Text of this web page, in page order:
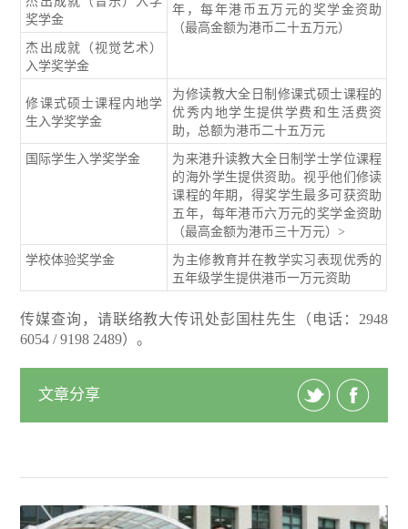
年，每年港币五万元的奖学金资助
（最高金额为港币二十五万元）
奖学金
杰出成就（视觉艺术）
入学奖学金
修课式硕士课程内地学
生入学奖学金
为修读教大全日制修课式硕士课程的
优秀内地学生提供学费和生活费资
助，总额为港币二十五万元
国际学生入学奖学金
为来港升读教大全日制学士学位课程
的海外学生提供资助。视乎他们修读
课程的年期，得奖学生最多可获资助
五年，每年港币六万元的奖学金资助
（最高金额为港币三十万元）>
学校体验奖学金
为主修教育并在教学实习表现优秀的
五年级学生提供港币一万元资助
传媒查询，请联络教大传讯处彭国柱先生（电话：2948
6054 / 9198 2489）。
文章分享